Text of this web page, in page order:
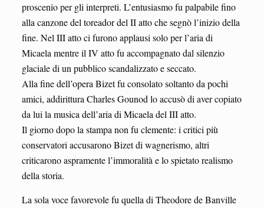
proscenio per gli interpreti. L’entusiasmo fu palpabile fino
alla canzone del toreador del II atto che segnò l’inizio della
fine. Nel III atto ci furono applausi solo per l’aria di
Micaela mentre il IV atto fu accompagnato dal silenzio
glaciale di un pubblico scandalizzato e seccato.
Alla fine dell’opera Bizet fu consolato soltanto da pochi
amici, addirittura Charles Gounod lo accusò di aver copiato
da lui la musica dell’aria di Micaela del III atto.
Il giorno dopo la stampa non fu clemente: i critici più
conservatori accusarono Bizet di wagnerismo, altri
criticarono aspramente l’immoralità e lo spietato realismo
della storia.
La sola voce favorevole fu quella di Theodore de Banville